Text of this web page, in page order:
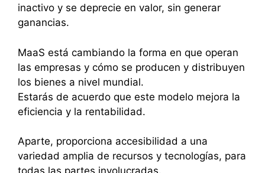
inactivo y se deprecie en valor, sin generar
ganancias.
MaaS está cambiando la forma en que operan
las empresas y cómo se producen y distribuyen
los bienes a nivel mundial.
Estarás de acuerdo que este modelo mejora la
eficiencia y la rentabilidad.
Aparte, proporciona accesibilidad a una
variedad amplia de recursos y tecnologías, para